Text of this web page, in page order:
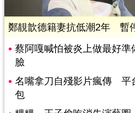
鄭靚歆德籍妻抗低潮2年 暫
蔡阿嘎喊怕被炎上做最好
臉
名嘴拿刀自殘影片瘋傳 平
包